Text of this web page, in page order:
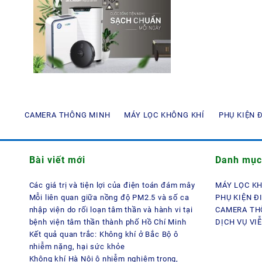
CAMERA THÔNG MINH MÁY LỌC KHÔNG KHÍ PHỤ KIỆN
Bài viết mới
Các giá trị và tiện lợi của điện toán đám mây
Mỗi liên quan giữa nồng độ PM2.5 và số ca
nhập viện do rối loạn tâm thần và hành vi tại
bệnh viện tâm thần thành phố Hồ Chí Minh
Kết quả quan trắc: Không khí ở Bắc Bộ ô
nhiễm nặng, hại sức khỏe
Không khí Hà Nội ô nhiễm nghiêm trọng,
Danh
MÁY LỌC
PHỤ KIỆN
CAMERA
DỊCH VỤ